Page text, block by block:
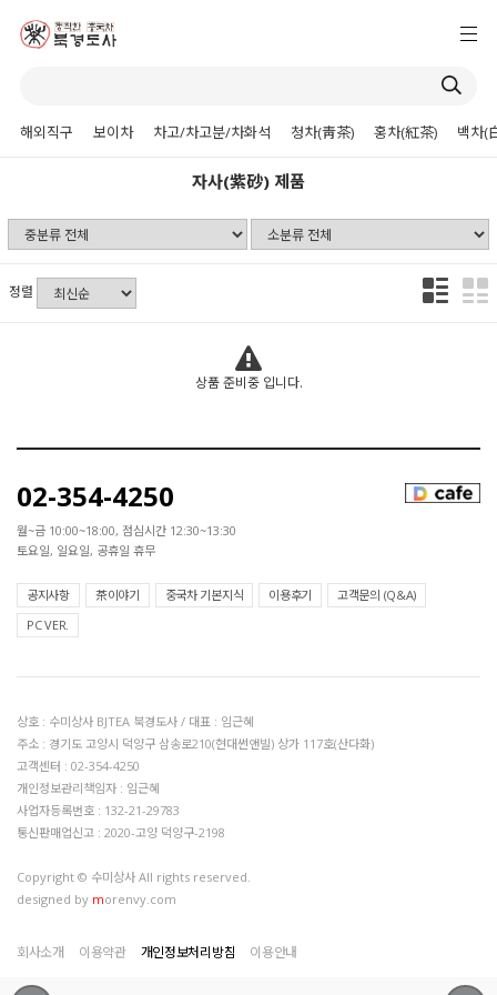
해외직구 보이차 차고/차고분/차화석 청차(靑茶) 홍차(紅茶) 백차(
자사(紫砂) 제품
정렬
상품 준비중 입니다.
02-354-4250
월~금 10:00~18:00, 점심시간 12:30~13:30
토요일, 일요일, 공휴일 휴무
공지사항 茶이야기 중국차 기본지식 이용후기
고객문의 (Q&A)
PC VER.
상호 : 수미상사 BJTEA 북경도사 / 대표 : 임근혜
주소 : 경기도 고양시 덕양구 삼송로210(현대썬앤빌) 상가 117호(산다화)
고객센터 : 02-354-4250
개인정보관리책임자 : 임근혜
사업자등록번호 : 132-21-29783
통신판매업신고 : 2020-고양 덕양구-2198
Copyright © 수미상사 All rights reserved.
designed by morenvy.com
회사소개 이용약관 개인정보처리방침 이용안내